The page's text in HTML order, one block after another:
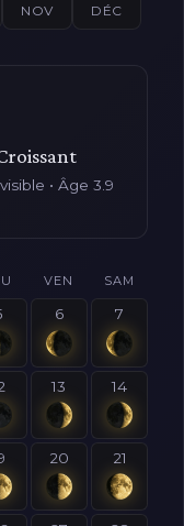
NOV DÉC
• Âge 3.9
VEN SAM
6 7
13 14
20 21